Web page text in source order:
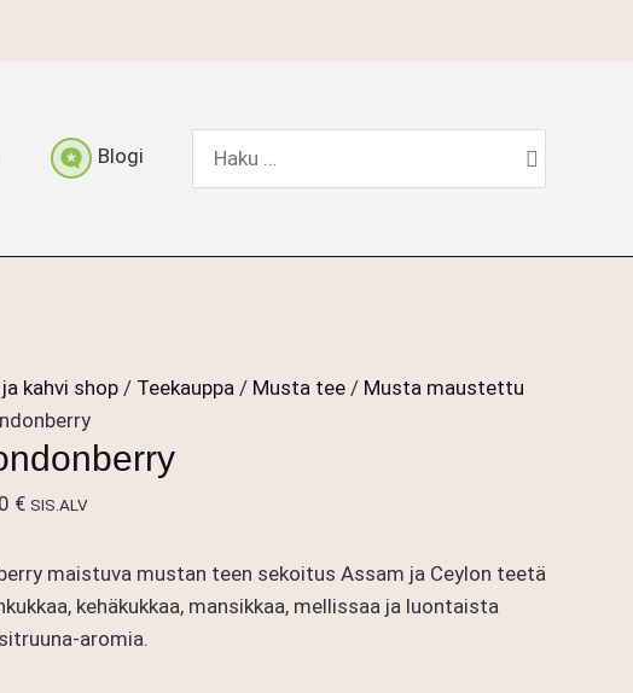
Blogi
kahvi shop / Teekauppa / Musta tee / Musta maustettu
€Hintaluokka:
-
25,90 €
SIS.ALV
maistuva mustan teen sekoitus Assam ja Ceylon teetä
kehäkukkaa, mansikkaa, mellissaa ja luontaista
aromia.